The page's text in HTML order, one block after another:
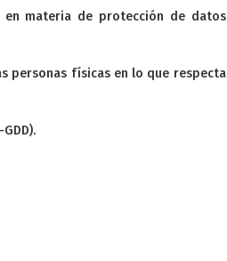
materia de protección de datos
personas físicas en lo que respecta